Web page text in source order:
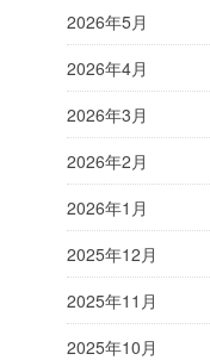
2026年5月
2026年4月
2026年3月
2026年2月
2026年1月
2025年12月
2025年11月
2025年10月